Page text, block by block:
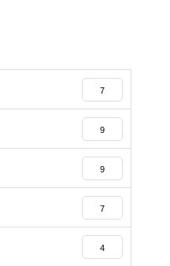
7
9
9
7
4